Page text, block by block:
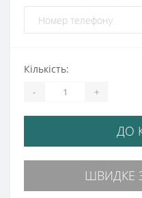
Кількість:
- +
ДО
ШВИДКЕ